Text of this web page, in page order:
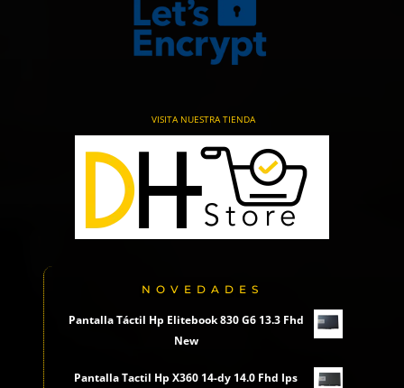
VISITA NUESTRA TIENDA
NOVEDADES
Pantalla Táctil Hp Elitebook 830 G6 13.3 Fhd
New
Pantalla Tactil Hp X360 14-dy 14.0 Fhd Ips